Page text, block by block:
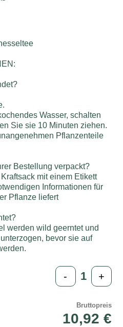
Wasser, schalten
Sie sie 10 Minuten ziehen.
Pflanzenteile
Bestellung verpackt?
mit einem Etikett
Informationen für
Pflanze liefert
werden wild geerntet und
bevor sie auf
- +
Bruttopreis
10,92 €